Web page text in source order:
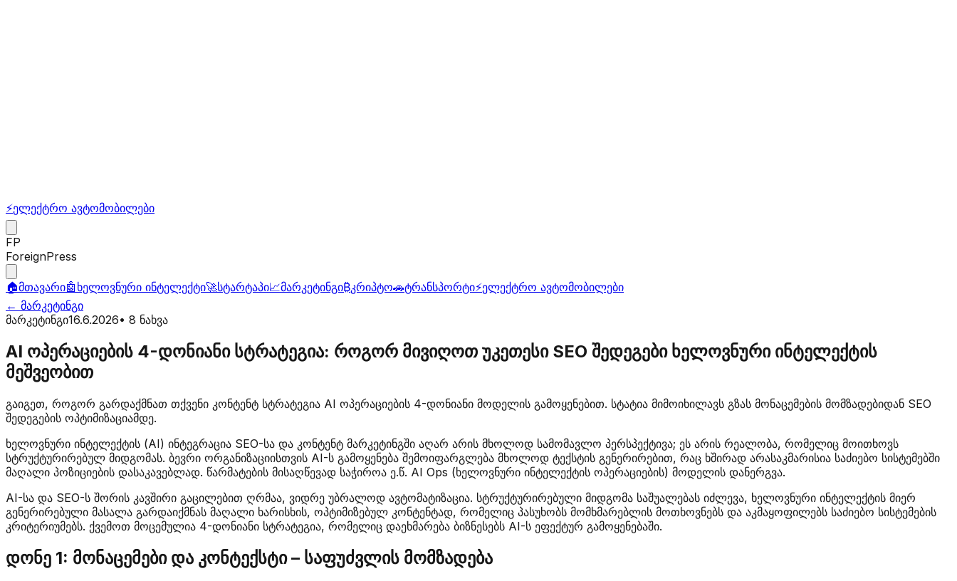
⚡ელექტრო ავტომობილები
FP
ForeignPress
🏠მთავარი🤖 ხელოვნური ინტელექტი🚀სტარტაპი📈მარკეტინგი₿კრიპტო🚗ტრანსპორტი⚡ელექტრო ავტომობილები
← მარკეტინგი
მარკეტინგი16.6.2026• 8 ნახვა
AI ოპერაციების 4-დონიანი სტრატეგია: როგორ მივიღოთ უკეთესი SEO შედეგები ხელოვნური ინტელექტის
მეშვეობით
გაიგეთ, როგორ გარდაქმნათ თქვენი კონტენტ სტრატეგია AI ოპერაციების 4-დონიანი მოდელის გამოყენებით. სტატია მიმოიხილავს გზას მონაცემების მომზადებიდან SEO
შედეგების ოპტიმიზაციამდე.
ხელოვნური ინტელექტის (AI) ინტეგრაცია SEO-სა და კონტენტ მარკეტინგში აღარ არის მხოლოდ სამომავლო პერსპექტივა; ეს არის რეალობა, რომელიც მოითხოვს
სტრუქტურირებულ მიდგომას. ბევრი ორგანიზაციისთვის AI-ს გამოყენება შემოიფარგლება მხოლოდ ტექსტის გენერირებით, რაც ხშირად არასაკმარისია საძიებო სისტემებში
მაღალი პოზიციების დასაკავებლად. წარმატების მისაღწევად საჭიროა ე.წ. AI Ops (ხელოვნური ინტელექტის ოპერაციების) მოდელის დანერგვა.
AI-სა და SEO-ს შორის კავშირი გაცილებით ღრმაა, ვიდრე უბრალოდ ავტომატიზაცია. სტრუქტურირებული მიდგომა საშუალებას იძლევა, ხელოვნური ინტელექტის მიერ
გენერირებული მასალა გარდაიქმნას მაღალი ხარისხის, ოპტიმიზებულ კონტენტად, რომელიც პასუხობს მომხმარებლის მოთხოვნებს და აკმაყოფილებს საძიებო სისტემების
კრიტერიუმებს. ქვემოთ მოცემულია 4-დონიანი სტრატეგია, რომელიც დაეხმარება ბიზნესებს AI-ს ეფექტურ გამოყენებაში.
დონე 1: მონაცემები და კონტექსტი – საფუძვლის მომზადება